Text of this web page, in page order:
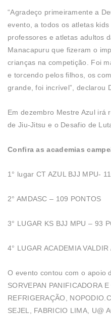
“Agradeço primeiramente a
evento, a todos os atletas
professores e atletas adultos
Manacapuru que fizeram o
crianças na competição. Foi
e torcendo pelos filhos, os
grande, foi incrível”, declarou
Em dezembro Mestre Azul irá
de Jiu-Jitsu e o Desafio de
Confira as academias
1° lugar CT AZUL BJJ MPU-
2° AMDASC – 109 PONTOS
3° LUGAR KS BJJ MPU – 93
4° LUGAR ACADEMIA
O evento contou com o apoio
SORVEPAN PANIFICADORA
REFRIGERAÇÃO,
SEJEL, FABRICIO LIMA, U@